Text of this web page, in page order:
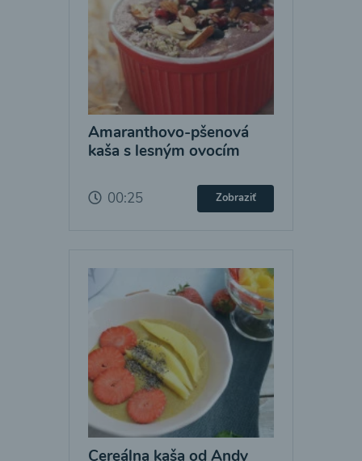
Amaranthovo-pšenová
kaša s lesným ovocím
00:25 Zobraziť
Cereálna kaša od Andy